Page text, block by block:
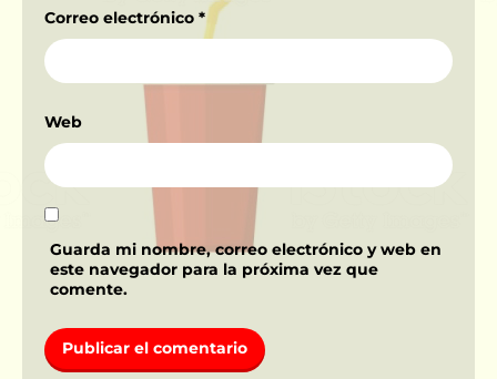
Correo electrónico *
Web
Guarda mi nombre, correo electrónico y web en
este navegador para la próxima vez que
comente.